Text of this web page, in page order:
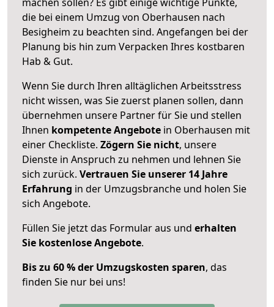
die bei einem Umzug von Oberhausen nach
Besigheim zu beachten sind. Angefangen bei der
Planung bis hin zum Verpacken Ihres kostbaren
Hab & Gut.
Wenn Sie durch Ihren alltäglichen Arbeitsstress
nicht wissen, was Sie zuerst planen sollen, dann
übernehmen unsere Partner für Sie und stellen
Ihnen kompetente Angebote in Oberhausen mit
einer Checkliste. Zögern Sie nicht, unsere
Dienste in Anspruch zu nehmen und lehnen Sie
sich zurück. Vertrauen Sie unserer 14 Jahre
Erfahrung in der Umzugsbranche und holen Sie
sich Angebote.
Füllen Sie jetzt das Formular aus und erhalten
Sie kostenlose Angebote.
Bis zu 60 % der Umzugskosten sparen, das
finden Sie nur bei uns!